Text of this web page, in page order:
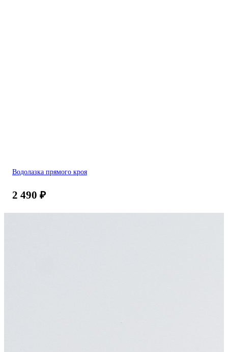
Водолазка прямого кроя
2 490 ₽